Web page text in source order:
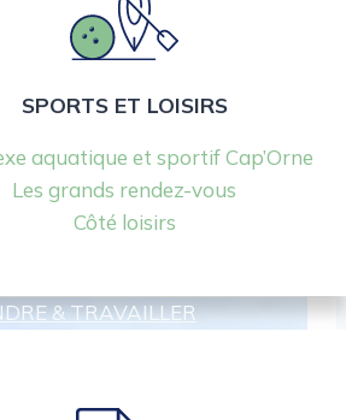
SPORTS ET LOISIRS
aquatique et sportif Cap’Orne
Les grands rendez-vous
Côté loisirs
& TRAVAILLER